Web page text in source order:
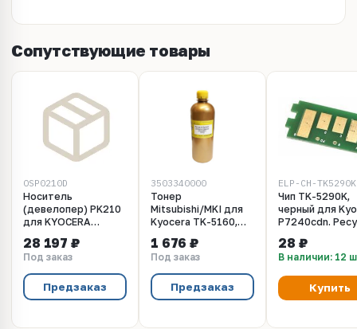
Сопутствующие товары
OSP0210D
Носитель
(девелопер) PK210
для KYOCERA
P6230cdn/6235cdn/7040cdn
(Japan), 2кг/мешок,
(унив.), OSP0210D
28 197 ₽
Под заказ
Предзаказ
3503340000
Тонер
Mitsubishi/MKI для
Kyocera TK-5160,
(170 г) Gold ATM
1 676 ₽
Под заказ
Предзаказ
ELP-CH-TK5290K
Чип TK-5290K,
черный для
P7240cdn.
28 ₽
В наличии: 12
Купить